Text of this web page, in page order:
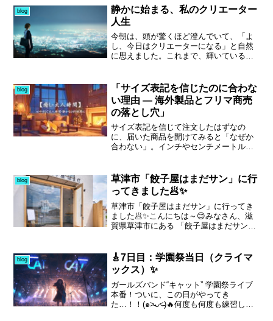
わず頭を抱える。諦めかけたその時、単2
電池を使えないかと試行錯誤。かまし物
やペンチで接触させ、妻にも手伝っても
らいながら、半ば強引にスイッチオン。
ウイーンという音とともに灯油が流れ始
め、無事タンクは満タンに。たった30分
な」と感じた、ほのぼのとした幸せな夜
だった。
や反応に一喜一憂しながら、暗闇の中を
手探りで進んでいるような感覚。それで
も、やめずに続けている自分がいる。そ
んな中、ある人との何気ないチャットか
ら「喜怒哀楽」という言葉が心に引っか
かりました。感情そのものを音で表現す
本的な要素を、習字のような文字で表現
する──その組み合わせは、もしかすると
今までにない入口になるのかもしれな
い。迷いながらも進む中で、応援してく
れる人の存在が、どれほど大きな支えに
なるかを改めて感じています。「それ、
いいと思うよ」と声をかけてくれる仲間
がいるから、また一歩踏み出せる。今は
その言葉に甘えながら、もう少しだけ、
この道を歩いてみようと思います。
blog
静かに始まる、私のクリエーター
人生
今朝は、頭が驚くほど澄んでいて、「よ
し、今日はクリエーターになる」と自然
に思えました。これまで、輝いている人
立ってみたい」と心の奥で思い続けてき
ました。年齢のせいなのか、時代の流れ
なのか。パソコンに触れるようになり、
考える時間が増えたことで、ようやく“形
にする”ことを意識し始めたのかもしれま
せん。振り返れば、昔はDIYに夢中でし
た。若かった頃のゆずのために、小屋を
広げ、雨や風を防げる居場所を作ったこ
修復し、壁を塗り替え、四日かけて空間
を生まれ変わらせたこと。お金がなくて
も、知恵と時間があれば、人は何かを生
み出せる。あの頃の感覚が、今また静か
に蘇っています。
blog
「サイズ表記を信じたのに合わな
い理由 ― 海外製品とフリマ商売
の落とし穴」
サイズ表記を信じて注文したはずなの
に、届いた商品を開けてみると「なぜか
合わない」。インチやセンチメートルま
で商売をしていると、こんな経験は一度
や二度ではありません。海外製だから仕
方ないのか、それとも国際的な規格がそ
もそも存在しないのか。正確さを求めて
慎重に選んだつもりでも、結局は別の商
品を再注文する羽目になり、時間もコス
物。サイズ表記の落とし穴に、今日も頭
を抱えながら、それでも商売は続いてい
くのです。
blog
草津市「餃子屋はまだサン」に行
ってきました🥟✨
草津市「餃子屋はまだサン」に行ってき
ました🥟✨こんにちは～😊みなさん、滋
賀県草津市にある 「餃子屋はまだサン」
しい！」と大評判なんです💡実は私もず
っと気になっていて…...
blog
🎸7日目：学園祭当日（クライマ
ックス）✨
ガールズバンド“キャット” 学園祭ライブ
本番！ついに、この日がやってき
た…！！(๑˃̵ᴗ˂̵)🔥何度も何度も練習して